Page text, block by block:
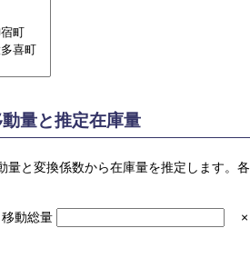
量と推定在庫量
量と変換係数から在庫量を推定します。
動総量